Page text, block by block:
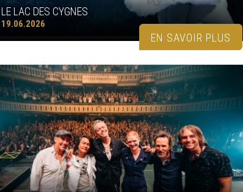
LE LAC DES CYGNES
19.06.2026
EN SAVOIR PLUS